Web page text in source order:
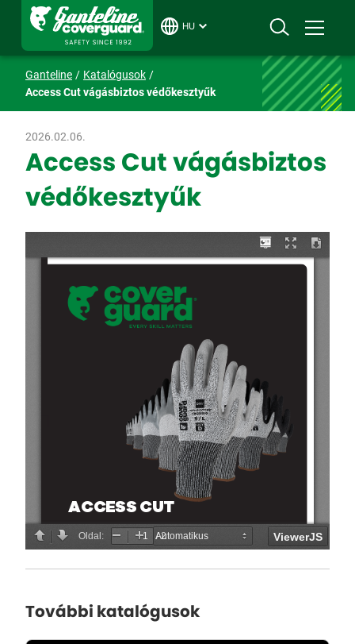
HU
Ganteline
Katalógusok
Access Cut vágásbiztos védőkesztyűk
2026.02.06.
Access Cut vágásbiztos
védőkesztyűk
További katalógusok